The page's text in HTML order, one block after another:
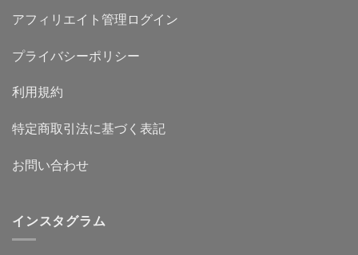
アフィリエイト管理ログイン
プライバシーポリシー
利用規約
特定商取引法に基づく表記
お問い合わせ
インスタグラム